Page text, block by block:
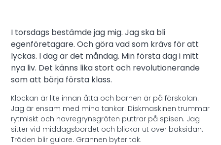
I torsdags bestämde jag mig. Jag ska bli
egenföretagare. Och göra vad som krävs för att
lyckas. I dag är det måndag. Min första dag i mitt
nya liv. Det känns lika stort och revolutionerande
som att börja första klass.
Klockan är lite innan åtta och barnen är på förskolan.
Jag är ensam med mina tankar. Diskmaskinen trummar
rytmiskt och havregrynsgröten puttrar på spisen. Jag
sitter vid middagsbordet och blickar ut över baksidan.
Träden blir gulare. Grannen byter tak.